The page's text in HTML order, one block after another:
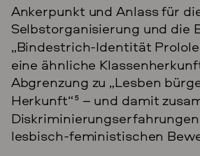
Ankerpunkt und Anlass für
Selbstorganisierung und die
„Bindestrich-Identität
eine ähnliche
Abgrenzung zu „Lesben
Herkunft“5– und damit
lesbisch-feministischen